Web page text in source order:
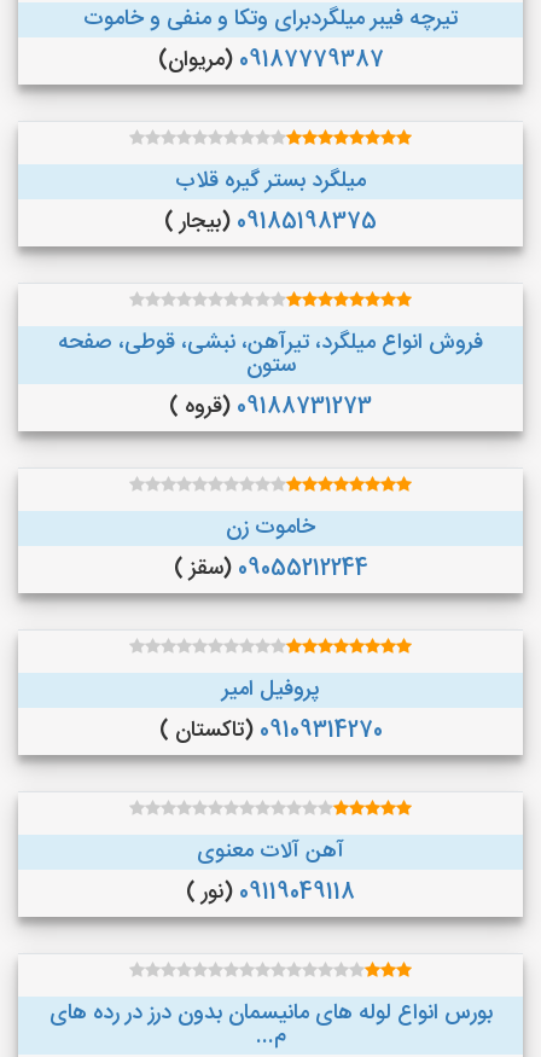
تیرچه فیبر میلگردبرای وتکا و منفی و خاموت
09187779387 (مریوان)
میلگرد بستر گیره قلاب
09185198375 (بیجار )
فروش انواع میلگرد، تیرآهن، نبشی، قوطی، صفحه
ستون
09188731273 (قروه )
خاموت زن
09055212244 (سقز )
پروفیل امیر
09109314270 (تاکستان )
آهن آلات معنوی
09119049118 (نور )
بورس انواع لوله های مانیسمان بدون درز در رده های
م...